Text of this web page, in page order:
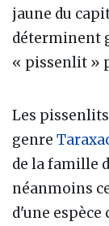
jaune du
déterminent
« pissenlit »
Les
genre
de la famille
néanmoins
d'une